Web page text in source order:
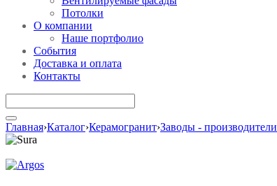
Потолки
О компании
Наше портфолио
События
Доставка и оплата
Контакты
Главная›Каталог›Керамогранит›Заводы - производители